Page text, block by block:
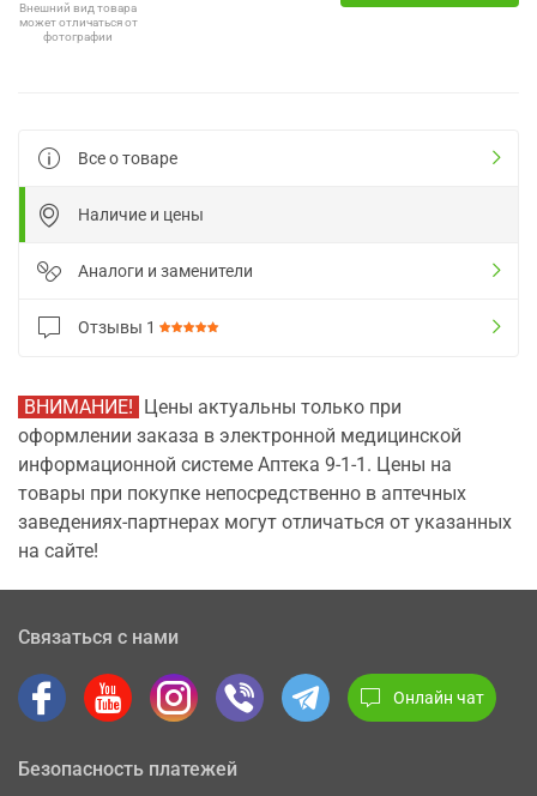
Внешний вид товара
может отличаться от
фотографии
Все о товаре
Наличие и цены
Аналоги и заменители
Отзывы 1
ВНИМАНИЕ! Цены актуальны только при
оформлении заказа в электронной медицинской
информационной системе Аптека 9-1-1. Цены на
товары при покупке непосредственно в аптечных
заведениях-партнерах могут отличаться от указанных
на сайте!
Связаться с нами
Онлайн чат
Безопасность платежей